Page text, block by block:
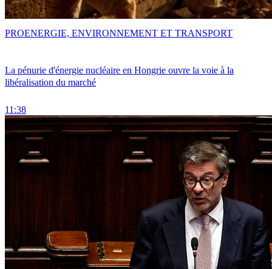
La pénurie d'énergie nucléaire en Hongrie ouvre la voie à la
libéralisation du marché
11:38
PROENERGIE, ENVIRONNEMENT ET TRANSPORT